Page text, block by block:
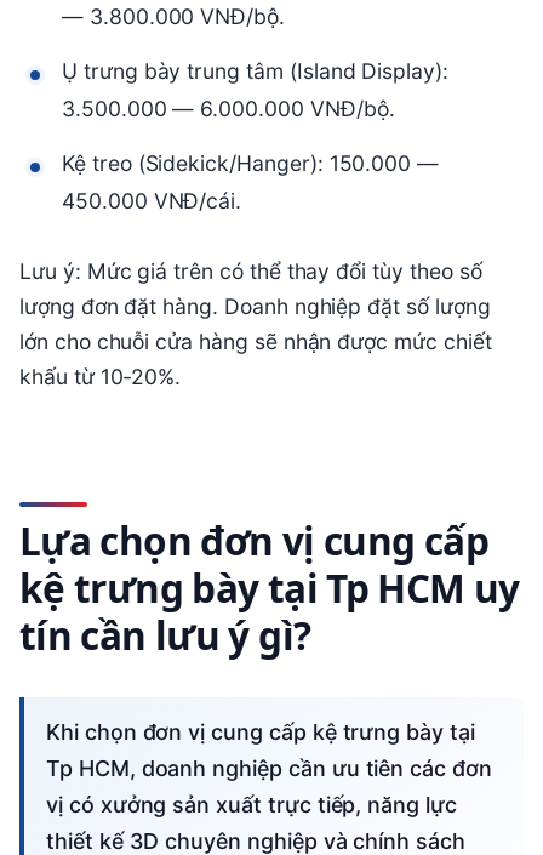
— 3.800.000 VNĐ/bộ.
Ụ trưng bày trung tâm (Island Display):
3.500.000 — 6.000.000 VNĐ/bộ.
Kệ treo (Sidekick/Hanger): 150.000 —
450.000 VNĐ/cái.
Lưu ý: Mức giá trên có thể thay đổi tùy theo số
lượng đơn đặt hàng. Doanh nghiệp đặt số lượng
lớn cho chuỗi cửa hàng sẽ nhận được mức chiết
khấu từ 10-20%.
Lựa chọn đơn vị cung cấp
kệ trưng bày tại Tp HCM uy
tín cần lưu ý gì?
Khi chọn đơn vị cung cấp kệ trưng bày tại
Tp HCM, doanh nghiệp cần ưu tiên các đơn
vị có xưởng sản xuất trực tiếp, năng lực
thiết kế 3D chuyên nghiệp và chính sách